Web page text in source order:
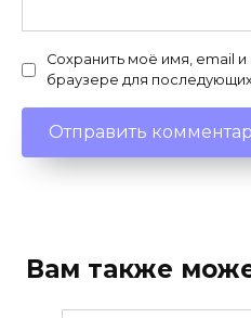
Сохранить моё имя, email и
браузере для
Вам также